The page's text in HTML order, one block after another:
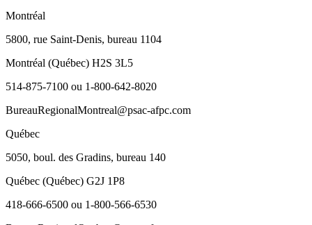
Montréal
5800, rue Saint-Denis, bureau 1104
Montréal (Québec) H2S 3L5
514-875-7100 ou 1-800-642-8020
BureauRegionalMontreal@psac-afpc.com
Québec
5050, boul. des Gradins, bureau 140
Québec (Québec) G2J 1P8
418-666-6500 ou 1-800-566-6530